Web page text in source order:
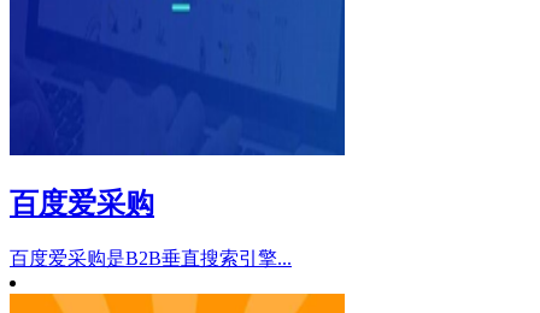
百度爱采购
百度爱采购是B2B垂直搜索引擎...